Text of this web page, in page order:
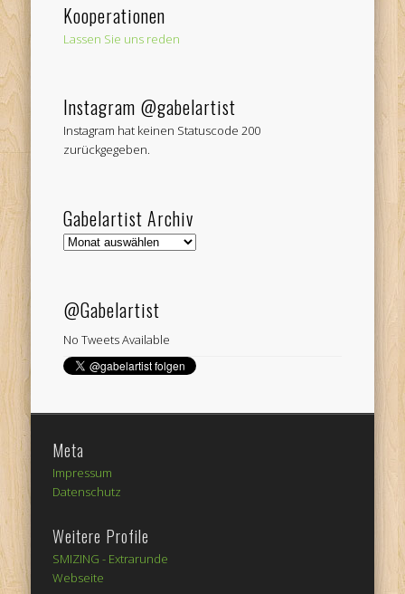
Kooperationen
Lassen Sie uns reden
Instagram @gabelartist
Instagram hat keinen Statuscode 200
zurückgegeben.
Gabelartist Archiv
Gabelartist
@Gabelartist
No Tweets Available
Meta
Impressum
Datenschutz
Weitere Profile
SMIZING - Extrarunde
Webseite